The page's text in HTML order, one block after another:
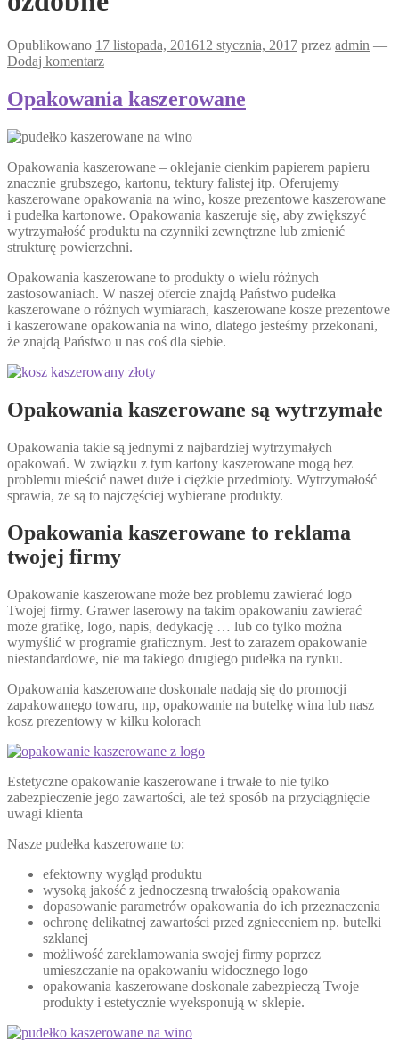
Opublikowano 17 listopada, 201612 stycznia, 2017 przez admin —
Dodaj komentarz
Opakowania kaszerowane
Opakowania kaszerowane – oklejanie cienkim papierem papieru
znacznie grubszego, kartonu, tektury falistej itp. Oferujemy
kaszerowane opakowania na wino, kosze prezentowe kaszerowane
i pudełka kartonowe. Opakowania kaszeruje się, aby zwiększyć
wytrzymałość produktu na czynniki zewnętrzne lub zmienić
strukturę powierzchni.
Opakowania kaszerowane to produkty o wielu różnych
zastosowaniach. W naszej ofercie znajdą Państwo pudełka
kaszerowane o różnych wymiarach, kaszerowane kosze prezentowe
i kaszerowane opakowania na wino, dlatego jesteśmy przekonani,
że znajdą Państwo u nas coś dla siebie.
Opakowania kaszerowane są wytrzymałe
Opakowania takie są jednymi z najbardziej wytrzymałych
opakowań. W związku z tym kartony kaszerowane mogą bez
problemu mieścić nawet duże i ciężkie przedmioty. Wytrzymałość
sprawia, że są to najczęściej wybierane produkty.
Opakowania kaszerowane to reklama
twojej firmy
Opakowanie kaszerowane może bez problemu zawierać logo
Twojej firmy. Grawer laserowy na takim opakowaniu zawierać
może grafikę, logo, napis, dedykację … lub co tylko można
wymyślić w programie graficznym. Jest to zarazem opakowanie
niestandardowe, nie ma takiego drugiego pudełka na rynku.
Opakowania kaszerowane doskonale nadają się do promocji
zapakowanego towaru, np, opakowanie na butelkę wina lub nasz
kosz prezentowy w kilku kolorach
Estetyczne opakowanie kaszerowane i trwałe to nie tylko
zabezpieczenie jego zawartości, ale też sposób na przyciągnięcie
uwagi klienta
Nasze pudełka kaszerowane to:
efektowny wygląd produktu
wysoką jakość z jednoczesną trwałością opakowania
dopasowanie parametrów opakowania do ich przeznaczenia
ochronę delikatnej zawartości przed zgnieceniem np. butelki
szklanej
możliwość zareklamowania swojej firmy poprzez
umieszczanie na opakowaniu widocznego logo
opakowania kaszerowane doskonale zabezpieczą Twoje
produkty i estetycznie wyeksponują w sklepie.